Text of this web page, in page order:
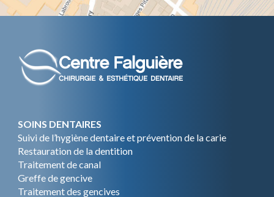
SOINS DENTAIRES
Suivi de l’hygiène dentaire et prévention de la carie
Restauration de la dentition
Traitement de canal
Greffe de gencive
Traitement des gencives